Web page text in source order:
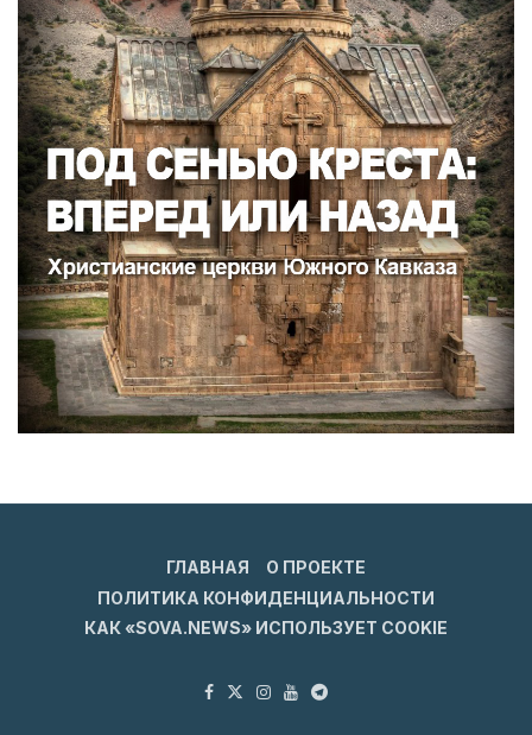
ГЛАВНАЯ
О ПРОЕКТЕ
ПОЛИТИКА КОНФИДЕНЦИАЛЬНОСТИ
КАК «SOVA.NEWS» ИСПОЛЬЗУЕТ COOKIE